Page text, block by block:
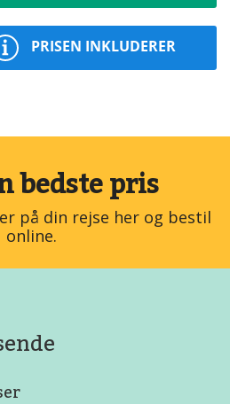
PRISEN INKLUDERER
bedste pris
på din rejse her og bestil
online.